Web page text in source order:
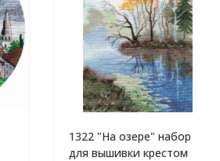
1322 "На озере" набор
для вышивки крестом